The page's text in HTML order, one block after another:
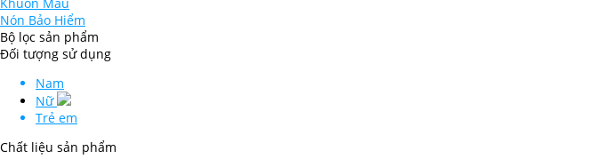
Khuôn Mẫu
Nón Bảo Hiểm
Bộ lọc sản phẩm
Đối tượng sử dụng
Nam
Nữ
Trẻ em
Chất liệu sản phẩm